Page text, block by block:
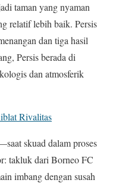
taman yang nyaman
relatif lebih baik. Persis
dan tiga hasil
Persis berada di
dan atmosferik
Rivalitas
skuad dalam proses
takluk dari Borneo FC
imbang dengan susah